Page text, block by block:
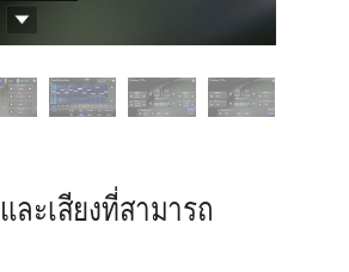
ละเสียงที่สามารถ